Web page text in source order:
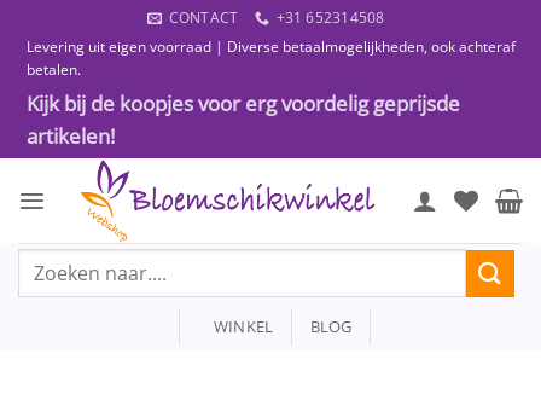
naar
inhoud
CONTACT
+31 652314508
Levering uit eigen voorraad | Diverse betaalmogelijkheden, ook achteraf
betalen.
Kijk bij de koopjes voor erg voordelig geprijsde
artikelen!
Zoeken
WINKEL BLOG